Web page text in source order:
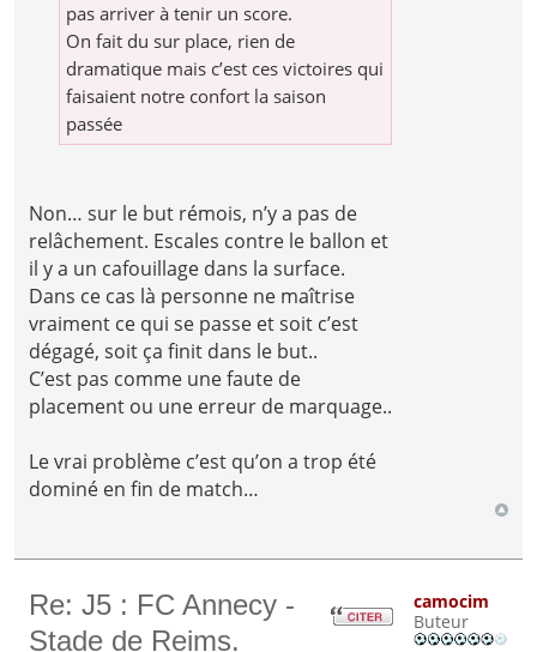
pas arriver à tenir un score.
On fait du sur place, rien de
dramatique mais c’est ces victoires qui
faisaient notre confort la saison
passée
Non… sur le but rémois, n’y a pas de
relâchement. Escales contre le ballon et
il y a un cafouillage dans la surface.
Dans ce cas là personne ne maîtrise
vraiment ce qui se passe et soit c’est
dégagé, soit ça finit dans le but..
C’est pas comme une faute de
placement ou une erreur de marquage..
Le vrai problème c’est qu’on a trop été
dominé en fin de match…
Re: J5 : FC Annecy -
Stade de Reims.
camocim
Buteur